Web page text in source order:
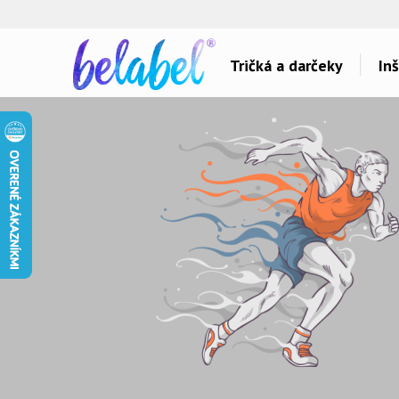
Tričká a darčeky
Dárky pro bráchu
Dárky pro partnera
Dárky pro partnerku
Dárky pro přátele
Témy potlačí
Láska
Šport a auta
Hlášky
Detské
Hudba & Film
Humor
Ostatné
Všetko..